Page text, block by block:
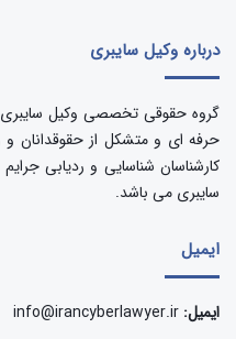
درباره وکیل سایبری
حرفه ای و متشکل از حقوقدانان و
کارشناسان شناسایی و ردیابی
سایبری می باشد.
ایمیل
ایمیل: info@irancyberlawyer.ir